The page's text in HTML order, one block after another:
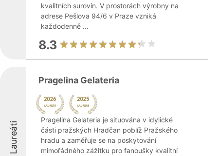
kvalitních surovin. V prostorách výrobny na
adrese Pešlova 94/6 v Praze vzniká
každodenně ...
8.3
Laureáti
Pragelina Gelateria
Pragelina Gelateria je situována v idylické
části pražských Hradčan poblíž Pražského
hradu a zaměřuje se na poskytování
mimořádného zážitku pro fanoušky kvalitní